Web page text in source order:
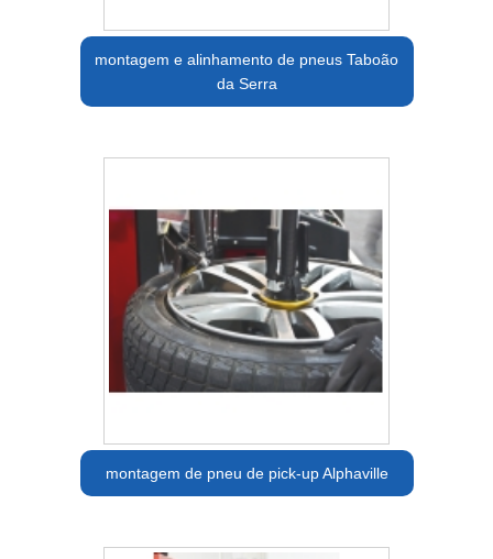
montagem e alinhamento de pneus Taboão
da Serra
montagem de pneu de pick-up Alphaville